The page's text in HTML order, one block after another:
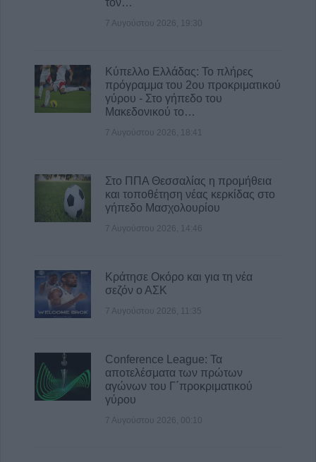
τον…
7 Αυγούστου 2026, 19:30
Κύπελλο Ελλάδας: Το πλήρες
πρόγραμμα του 2ου προκριματικού
γύρου - Στο γήπεδο του
Μακεδονικού το…
7 Αυγούστου 2026, 18:41
Στο ΠΠΑ Θεσσαλίας η προμήθεια
και τοποθέτηση νέας κερκίδας στο
γήπεδο Μασχολουρίου
7 Αυγούστου 2026, 14:46
Κράτησε Οκόρο και για τη νέα
σεζόν ο ΑΣΚ
7 Αυγούστου 2026, 11:35
Conference League: Τα
αποτελέσματα των πρώτων
αγώνων του Γ΄προκριματικού
γύρου
7 Αυγούστου 2026, 00:10